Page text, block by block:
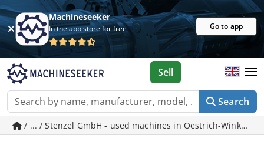
Machineseeker
In the app store for free Go to app
Search
Sell
/ ... / Stenzel GmbH - used machines in Oestrich-Winkel